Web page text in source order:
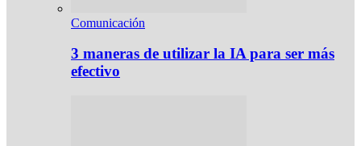
Comunicación
3 maneras de utilizar la IA para ser más
efectivo